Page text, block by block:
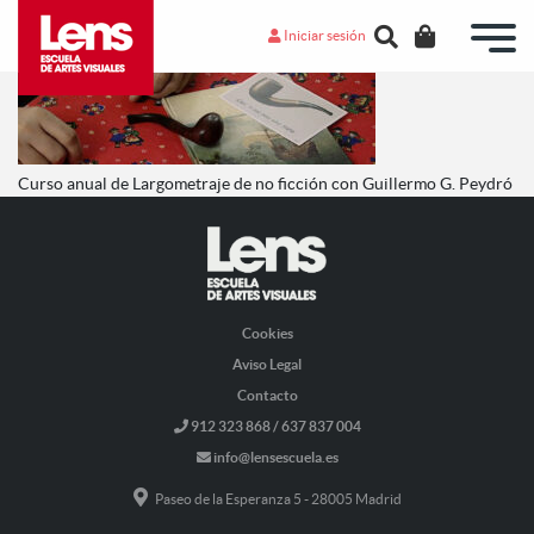
Iniciar sesión
Curso anual de Largometraje de no ficción con Guillermo G. Peydró
Cookies
Aviso Legal
Contacto
912 323 868 / 637 837 004
info@lensescuela.es
Paseo de la Esperanza 5 - 28005 Madrid